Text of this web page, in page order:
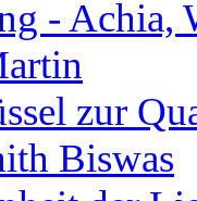
- Achia,
zur
Biswas